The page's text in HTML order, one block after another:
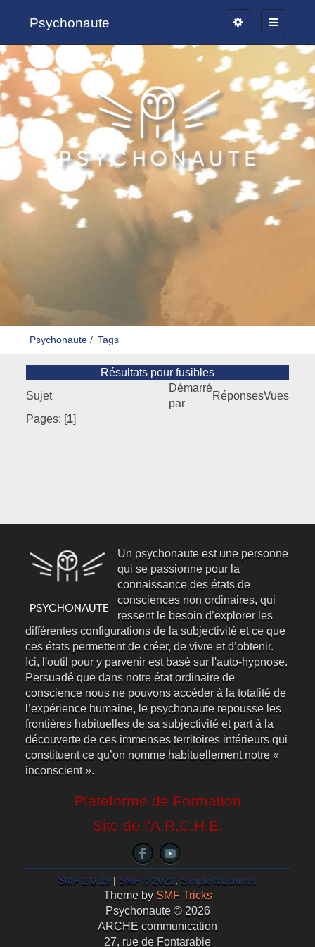
Psychonaute
Psychonaute/ Tags
Résultats pour fusibles
Sujet
Démarré
par
RéponsesVues
Pages: [1]
Un psychonaute est une personne
qui se passionne pour la
connaissance des états de
consciences non ordinaires, qui
ressent le besoin d’explorer les
différentes configurations de la subjectivité et ce que
ces états permettent de créer, de vivre et d’obtenir.
Ici, l'outil pour y parvenir est basé sur l'auto-hypnose.
Persuadé que dans notre état ordinaire de
conscience nous ne pouvons accéder à la totalité de
l’expérience humaine, le psychonaute repousse les
frontières habituelles de sa subjectivité et part à la
découverte de ces immenses territoires intérieurs qui
constituent ce qu’on nomme habituellement notre «
inconscient ».
Plateforme de Formation
Site de l'A.R.C.H.E.
SMF 2.0.19 SMF © 2021, Simple Machines
Theme by SMF Tricks
Psychonaute © 2026
ARCHE communication
27, rue de Fontarabie